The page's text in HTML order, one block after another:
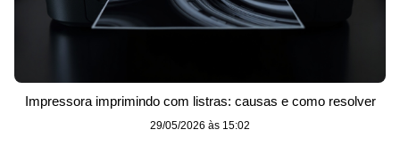
Impressora imprimindo com listras: causas e como resolver
29/05/2026 às 15:02